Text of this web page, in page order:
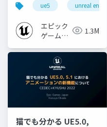
[CEDEC+KYUSHU
2024]
ue5 unreal engine
エピック
ゲームズ
1.3M
猫でも分かる UE5.0,